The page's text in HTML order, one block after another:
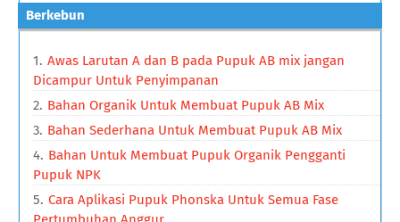
Berkebun
Awas Larutan A dan B pada Pupuk AB mix jangan
Dicampur Untuk Penyimpanan
Bahan Organik Untuk Membuat Pupuk AB Mix
Bahan Sederhana Untuk Membuat Pupuk AB Mix
Bahan Untuk Membuat Pupuk Organik Pengganti
Pupuk NPK
Cara Aplikasi Pupuk Phonska Untuk Semua Fase